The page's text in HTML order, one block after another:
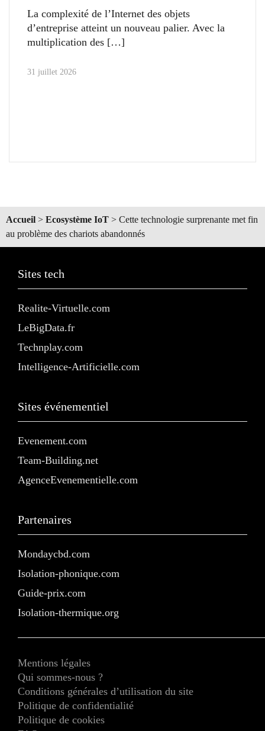
La complexité de l’Internet des objets
d’entreprise atteint un nouveau palier. Avec la
multiplication des
31 juillet 2026
Accueil > Ecosystème IoT > Cette technologie surprenante met fin
au problème des chariots abandonnés
Sites tech
Realite-Virtuelle.com
LeBigData.fr
Technplay.com
Intelligence-Artificielle.com
Sites événementiel
Evenement.com
Team-Building.net
AgenceEvenementielle.com
Partenaires
Mondaycbd.com
Isolation-phonique.com
Guide-prix.com
Isolation-thermique.org
Mentions légales
Qui sommes-nous ?
Conditions générales d’utilisation du site
Politique de confidentialité
Politique de cookies